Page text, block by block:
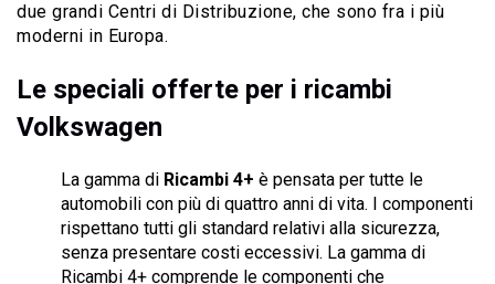
due grandi Centri di Distribuzione, che sono fra i più
moderni in Europa.
Le speciali offerte per i ricambi
Volkswagen
La gamma di Ricambi 4+ è pensata per tutte le
automobili con più di quattro anni di vita. I componenti
rispettano tutti gli standard relativi alla sicurezza,
senza presentare costi eccessivi. La gamma di
Ricambi 4+ comprende le componenti che